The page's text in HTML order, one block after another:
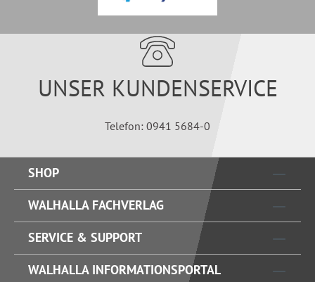
UNSER KUNDENSERVICE
Telefon: 0941 5684-0
SHOP
WALHALLA FACHVERLAG
SERVICE & SUPPORT
WALHALLA INFORMATIONSPORTAL